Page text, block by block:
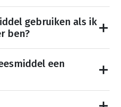
gebruiken als ik
ben?
een